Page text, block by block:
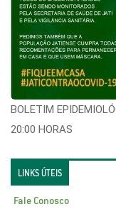
BOLETIM
20:00 HORAS
LINKS ÚTEIS
Fale Conosco